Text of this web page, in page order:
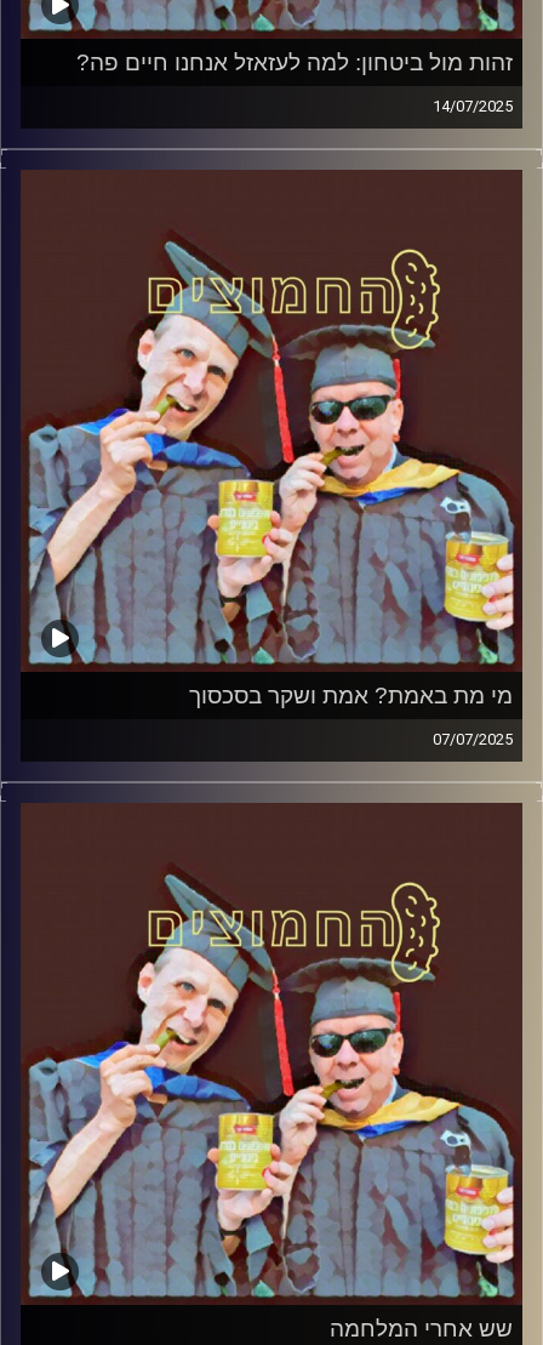
זהות מול ביטחון: למה לעזאזל אנחנו חיים פה?
14/07/2025
המערכת הפוליטית על ספת הפסיכולוג, עם פרופסור בועז בן-
דוד ופרופסור גלעד הירשברגר
קרדיט תמונות:AudioVersity
מי מת באמת? אמת ושקר בסכסוך
07/07/2025
המערכת הפוליטית על ספת הפסיכולוג, עם פרופסור בועז בן-
דוד ופרופסור גלעד הירשברגר
קרדיט תמונות:AudioVersity
שש אחרי המלחמה